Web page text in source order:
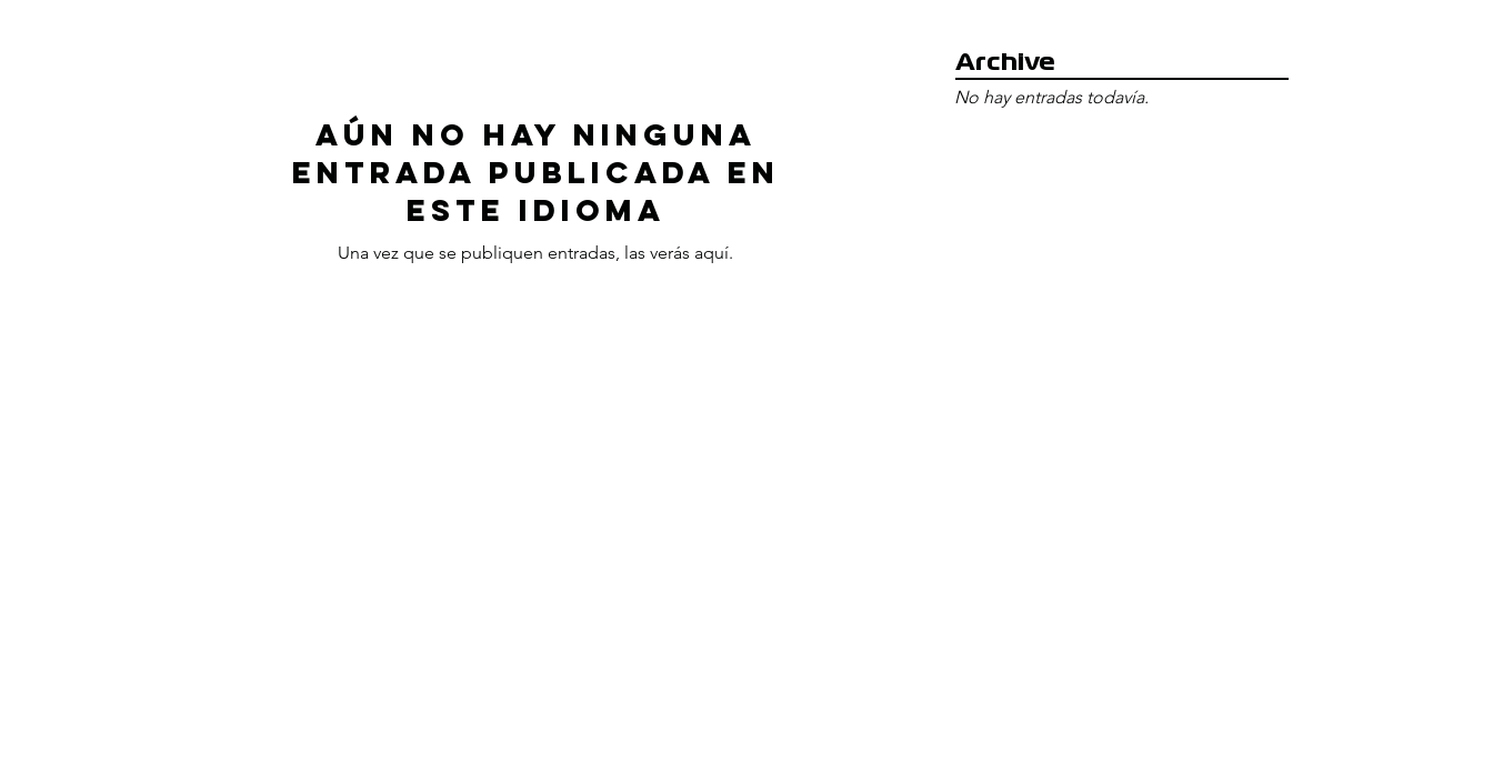
Archive
No hay entradas todavía.
Aún no hay ninguna
entrada publicada en
este idioma
Una vez que se publiquen entradas, las verás aquí.